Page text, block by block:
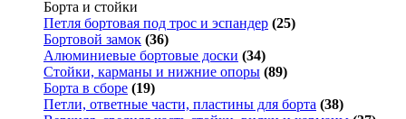
Борта и стойки
Петля бортовая под трос и эспандер (25)
Бортовой замок (36)
Алюминиевые бортовые доски (34)
Стойки, карманы и нижние опоры (89)
Борта в сборе (19)
Петли, ответные части, пластины для борта (38)